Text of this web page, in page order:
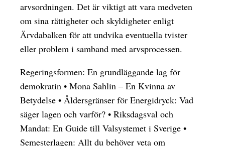
arvsordningen. Det är viktigt att vara medveten
om sina rättigheter och skyldigheter enligt
Ärvdabalken för att undvika eventuella tvister
eller problem i samband med arvsprocessen.
Regeringsformen: En grundläggande lag för
demokratin • Mona Sahlin – En Kvinna av
Betydelse • Åldersgränser för Energidryck: Vad
säger lagen och varför? • Riksdagsval och
Mandat: En Guide till Valsystemet i Sverige •
Semesterlagen: Allt du behöver veta om